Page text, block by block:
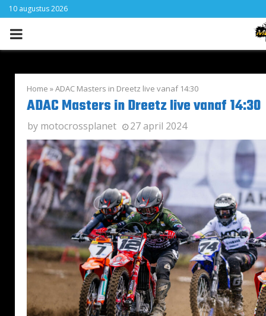
10 augustus 2026
PRIMARY
Home »ADAC Masters in Dreetz live vanaf 14:30
ADAC Masters in Dreetz live vanaf 14:30
by motocrossplanet 27 april 2024